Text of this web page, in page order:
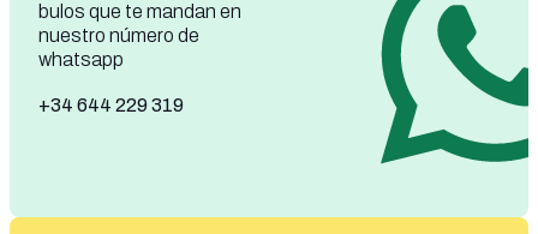
bulos que te mandan en
nuestro número de
whatsapp
+34 644 229 319